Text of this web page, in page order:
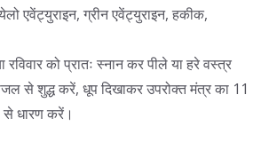
एवेंट्युराइन, ग्रीन एवेंट्युराइन, हकीक,
को प्रातः स्नान कर पीले या हरे वस्त्र
से शुद्ध करें, धूप दिखाकर उपरोक्त मंत्र का 11
से धारण करें।